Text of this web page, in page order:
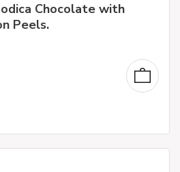
Chocolate with
Peels.